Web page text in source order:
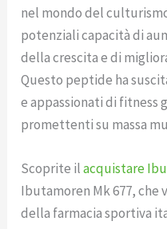
nel mondo del
potenziali capacità di
della crescita e di
Questo peptide ha
e appassionati di fitness
promettenti su massa
Scoprite ilacquistare
Ibutamoren Mk 677, che
della farmacia sportiva